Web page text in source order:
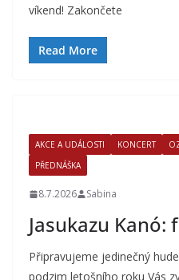
víkend! Zakončete
Read More
AKCE A UDÁLOSTI KONCERT
PŘEDNÁŠKA
8.7.2026 Sabina
Jasukazu
Připravujeme jedinečný
podzim letošního roku Vás